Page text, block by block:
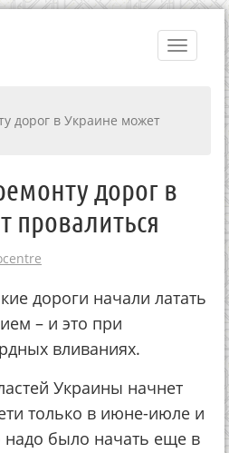
Toggle
дорог в Украине может
дорог в
провалиться
дороги начали латать
– и это при
вливаниях.
Украины начнет
только в июне-июле и
надо было начать еще в